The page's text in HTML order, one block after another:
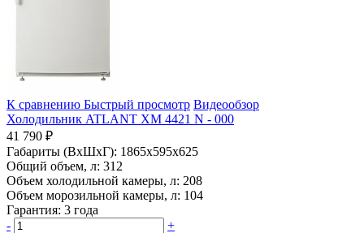
К сравнению Быстрый просмотр Видеообзор
Холодильник ATLANT ХМ 4421 N - 000
41 790 ₽
Габариты (ВхШхГ): 1865x595x625
Общий объем, л: 312
Объем холодильной камеры, л: 208
Объем морозильной камеры, л: 104
Гарантия: 3 года
-
+